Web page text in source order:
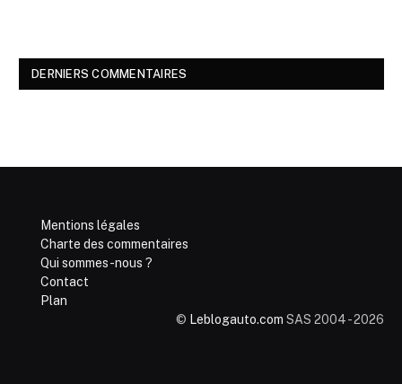
DERNIERS COMMENTAIRES
Mentions légales
Charte des commentaires
Qui sommes-nous ?
Contact
Plan
© Leblogauto.com SAS 2004 - 2026